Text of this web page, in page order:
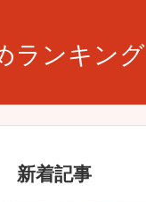
ランキング
新着記事